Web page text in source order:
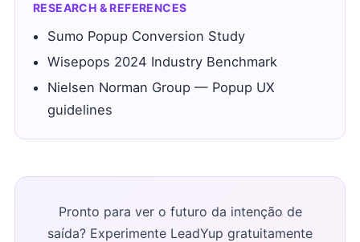
RESEARCH & REFERENCES
Sumo Popup Conversion Study
Wisepops 2024 Industry Benchmark
Nielsen Norman Group — Popup UX
guidelines
Pronto para ver o futuro da intenção de
saída? Experimente LeadYup gratuitamente